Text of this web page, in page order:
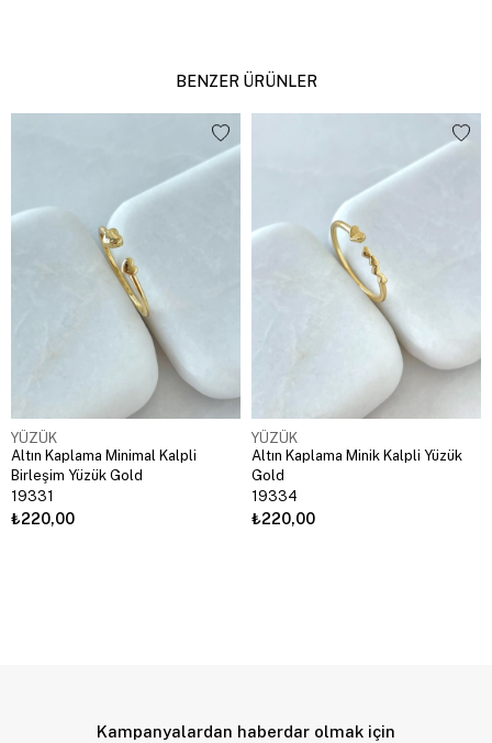
BENZER ÜRÜNLER
YÜZÜK
Altın Kaplama Minimal Kalpli
Birleşim Yüzük Gold
19331
₺220,00
YÜZÜK
Altın Kaplama Minik Kalpli Yüzük
Gold
19334
₺220,00
Kampanyalardan haberdar olmak için